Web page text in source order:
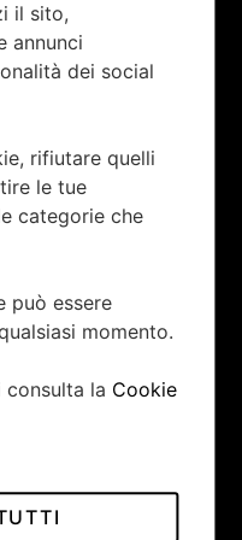
il sito,
annunci
dei social
rifiutare quelli
le tue
categorie che
può essere
momento.
consulta la Cookie